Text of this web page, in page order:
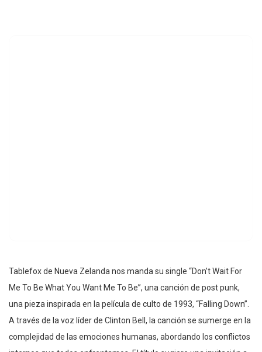
Tablefox de Nueva Zelanda nos manda su single “Don’t Wait For
Me To Be What You Want Me To Be”, una canción de post punk,
una pieza inspirada en la película de culto de 1993, “Falling Down”.
A través de la voz líder de Clinton Bell, la canción se sumerge en la
complejidad de las emociones humanas, abordando los conflictos